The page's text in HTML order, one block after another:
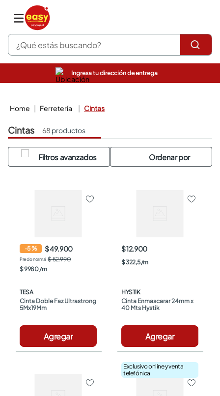
¿Qué estás buscando?
Ingresa tu dirección de entrega
ferretería cintas
cintas 68 productos
-5% $ 49.900
$ 52.990
$9980/m
TESA
Cinta Doble Faz Ultrastrong
5Mx19Mm
Agregar
$ 12.900
$322,5/m
HYSTIK
Cinta Enmascarar 24mm x
40 Mts Hystik
Agregar
Exclusivo online y venta
telefónica
pinturas
cocinas integrales
comedor
escritorio
pisos
armarios closet